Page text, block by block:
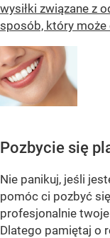
wysiłki związane z
sposób, który może
Pozbycie się
Nie panikuj, jeśli
pomóc ci pozbyć
profesjonalnie
Dlatego pamiętaj o